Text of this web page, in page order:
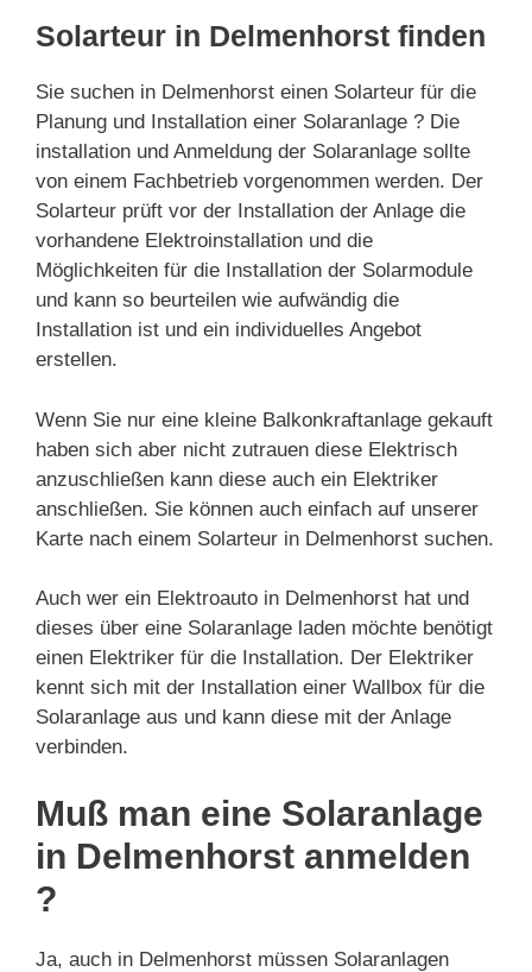
Solarteur in Delmenhorst finden
Sie suchen in Delmenhorst einen Solarteur für die
Planung und Installation einer Solaranlage ? Die
installation und Anmeldung der Solaranlage sollte
von einem Fachbetrieb vorgenommen werden. Der
Solarteur prüft vor der Installation der Anlage die
vorhandene Elektroinstallation und die
Möglichkeiten für die Installation der Solarmodule
und kann so beurteilen wie aufwändig die
Installation ist und ein individuelles Angebot
erstellen.
Wenn Sie nur eine kleine Balkonkraftanlage gekauft
haben sich aber nicht zutrauen diese Elektrisch
anzuschließen kann diese auch ein Elektriker
anschließen. Sie können auch einfach auf unserer
Karte nach einem Solarteur in Delmenhorst suchen.
Auch wer ein Elektroauto in Delmenhorst hat und
dieses über eine Solaranlage laden möchte benötigt
einen Elektriker für die Installation. Der Elektriker
kennt sich mit der Installation einer Wallbox für die
Solaranlage aus und kann diese mit der Anlage
verbinden.
Muß man eine Solaranlage
in Delmenhorst anmelden
?
Ja, auch in Delmenhorst müssen Solaranlagen